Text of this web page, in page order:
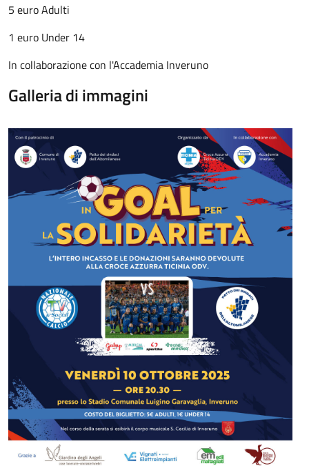
5 euro Adulti
1 euro Under 14
In collaborazione con l'Accademia Inveruno
Galleria di immagini